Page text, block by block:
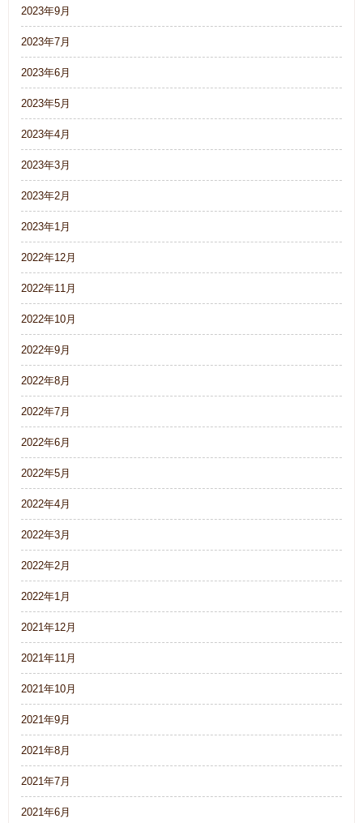
2023年9月
2023年7月
2023年6月
2023年5月
2023年4月
2023年3月
2023年2月
2023年1月
2022年12月
2022年11月
2022年10月
2022年9月
2022年8月
2022年7月
2022年6月
2022年5月
2022年4月
2022年3月
2022年2月
2022年1月
2021年12月
2021年11月
2021年10月
2021年9月
2021年8月
2021年7月
2021年6月